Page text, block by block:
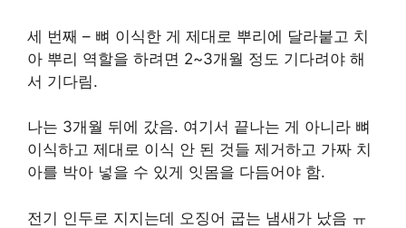
세 번째 – 뼈 이식한 게 제대로 뿌리에 달라붙고 치
아 뿌리 역할을 하려면 2~3개월 정도 기다려야 해
서 기다림.
나는 3개월 뒤에 갔음. 여기서 끝나는 게 아니라 뼈
이식하고 제대로 이식 안 된 것들 제거하고 가짜 치
아를 박아 넣을 수 있게 잇몸을 다듬어야 함.
전기 인두로 지지는데 오징어 굽는 냄새가 났음 ㅠ